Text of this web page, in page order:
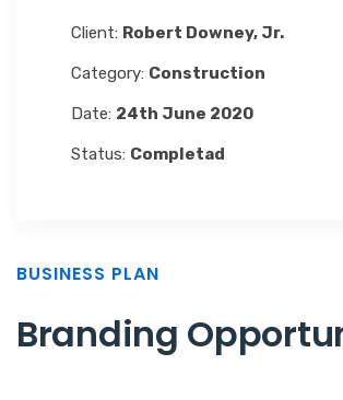
Client: Robert Downey, Jr.
Category: Construction
Date: 24th June 2020
Status: Completad
BUSINESS PLAN
Branding